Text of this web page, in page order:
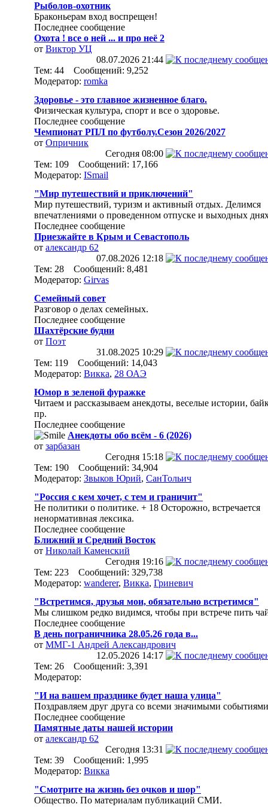
Рыболов-охотник
Браконьерам вход воспрещен!
Последнее сообщение
Охота ! все о ней ... и про неё 2
от Виктор УЦ
08.07.2026 21:44
Тем: 44 Сообщений: 9,252
Модератор: romka
Здоровье - это главное жизненное благо.
Физическая культура, спорт и все о здоровье.
Последнее сообщение
Чемпионат РПЛ по футболу.Сезон 2026/2027
от Опричник
Сегодня 08:00
Тем: 109 Сообщений: 17,166
Модератор: ISmail
"Мир путешествий и приключений"
Мир путешествий, туризм и активный отдых. Делимся
впечатлениями о проведенном отпуске и выходных
Последнее сообщение
Приезжайте в Крым и Севастополь
от александр 62
07.08.2026 12:18
Тем: 28 Сообщений: 8,481
Модератор: Girvas
Семейный совет
Разговор о делах семейных.
Последнее сообщение
Шахтёрские будни
от Поэт
31.08.2025 10:29
Тем: 119 Сообщений: 14,043
Модератор: Викка, 28 ОАЭ
Юмор в зеленой фуражке
Читаем и рассказываем анекдоты, веселые истории,
пр.
Последнее сообщение
Анекдоты обо всём - 6 (2026)
от зарбазан
Сегодня 15:18
Тем: 190 Сообщений: 34,904
Модератор: Звыков Юрий, СанТольич
"Россия с кем хочет, с тем и граничит"
Не политики о политике. + 18 Осторожно, встречается
ненормативная лексика.
Последнее сообщение
Ближний и Средний Восток
от Николай Каменский
Сегодня 19:16
Тем: 223 Сообщений: 329,738
Модератор: wanderer, Викка, Гриневич
"Встретимся, друзья мои, обязательно встретимся"
Мы слишком редко видимся, чтобы при встрече пить
Последнее сообщение
В день пограничника 28.05.26 года в...
от ММГ-1 Андрей Александрович
12.05.2026 14:17
Тем: 26 Сообщений: 3,391
Модератор:
"И на вашем празднике будет наша улица"
Поздравляем друг друга со всеми значимыми
Последнее сообщение
Памятные даты нашей истории
от александр 62
Сегодня 13:31
Тем: 39 Сообщений: 1,995
Модератор: Викка
"Смотрите на жизнь без очков и шор"
Общество. По материалам публикаций СМИ.